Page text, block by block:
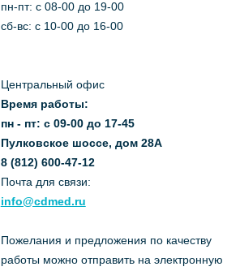
пн-пт: c 08-00 до 19-00
сб-вс: с 10-00 до 16-00
Центральный офис
Время работы:
пн - пт: с 09-00 до 17-45
Пулковское шоссе, дом 28А
8 (812) 600-47-12
Почта для связи:
info@cdmed.ru
Пожелания и предложения по качеству
работы можно отправить на электронную